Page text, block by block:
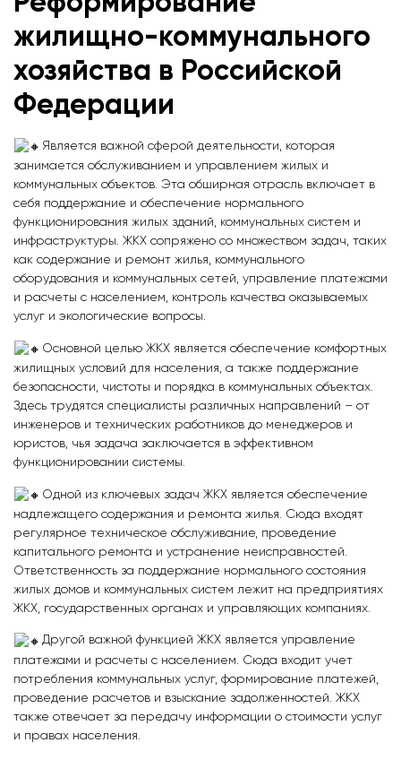
жилищно-коммунального
хозяйства в Российской
Федерации
Является важной сферой деятельности, которая
занимается обслуживанием и управлением жилых и
коммунальных объектов. Эта обширная отрасль включает в
себя поддержание и обеспечение нормального
функционирования жилых зданий, коммунальных систем и
инфраструктуры. ЖКХ сопряжено со множеством задач, таких
как содержание и ремонт жилья, коммунального
оборудования и коммунальных сетей, управление платежами
и расчеты с населением, контроль качества оказываемых
услуг и экологические вопросы.
Основной целью ЖКХ является обеспечение комфортных
жилищных условий для населения, а также поддержание
безопасности, чистоты и порядка в коммунальных объектах.
Здесь трудятся специалисты различных направлений – от
инженеров и технических работников до менеджеров и
юристов, чья задача заключается в эффективном
функционировании системы.
Одной из ключевых задач ЖКХ является обеспечение
надлежащего содержания и ремонта жилья. Сюда входят
регулярное техническое обслуживание, проведение
капитального ремонта и устранение неисправностей.
Ответственность за поддержание нормального состояния
жилых домов и коммунальных систем лежит на предприятиях
ЖКХ, государственных органах и управляющих компаниях.
Другой важной функцией ЖКХ является управление
платежами и расчеты с населением. Сюда входит учет
потребления коммунальных услуг, формирование платежей,
проведение расчетов и взыскание задолженностей. ЖКХ
также отвечает за передачу информации о стоимости услуг
и правах населения.